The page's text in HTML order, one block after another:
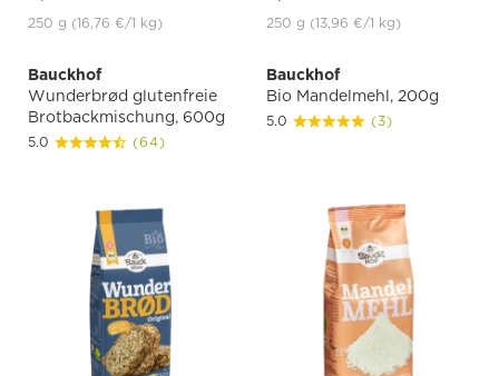
250 g (16,76 €/1 kg) 250 g (13,96 €/1 kg)
Bauckhof
Wunderbrød glutenfreie
Brotbackmischung, 600g
5.0 (64)
Bauckhof
Bio Mandelmehl, 200g
5.0 (3)